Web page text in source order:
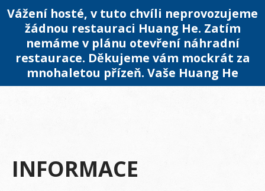
Vážení hosté, v tuto chvíli neprovozujeme
žádnou restauraci Huang He. Zatím
nemáme v plánu otevření náhradní
restaurace. Děkujeme vám mockrát za
mnohaletou přízeň. Vaše Huang He
INFORMACE